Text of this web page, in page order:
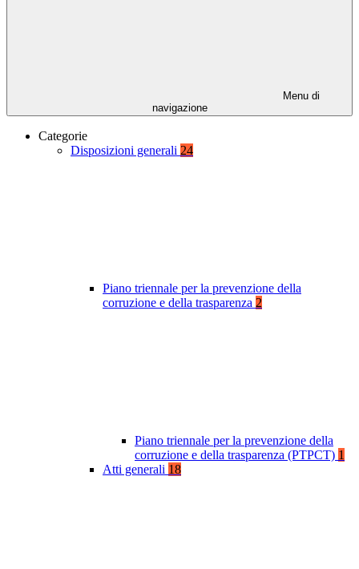
Menu di
navigazione
Categorie
Disposizioni generali 24
Piano triennale per la prevenzione della
corruzione e della trasparenza 2
Piano triennale per la prevenzione della
corruzione e della trasparenza (PTPCT) 1
Atti generali 18